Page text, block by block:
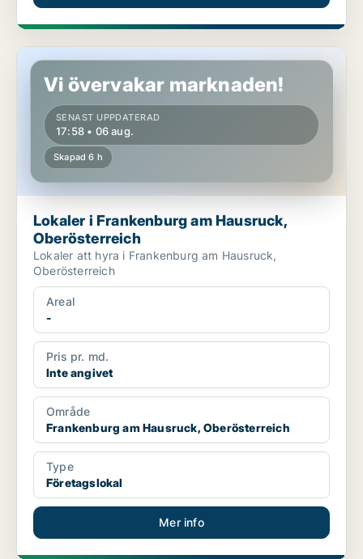
Lokaler i Frankenburg am Hausruck, Oberösterreich
Vi övervakar marknaden!
SENAST UPPDATERAD
17:58 • 06 aug.
Skapad 6 h
Lokaler i Frankenburg am Hausruck,
Oberösterreich
Lokaler att hyra i Frankenburg am Hausruck,
Oberösterreich
Areal
-
Pris pr. md.
Inte angivet
Område
Frankenburg am Hausruck, Oberösterreich
Type
Företagslokal
Mer info